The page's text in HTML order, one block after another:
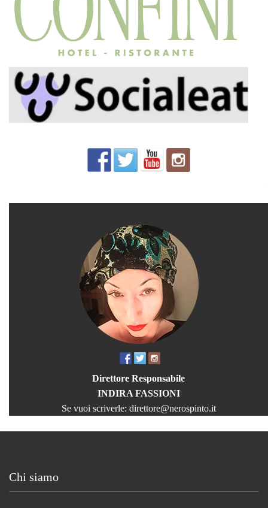
Direttore Responsabile
INDIRA FASSIONI
Se vuoi scriverle: direttore@nerospinto.it
Chi siamo